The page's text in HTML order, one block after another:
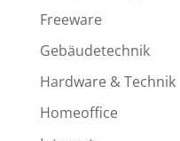
Freeware
Gebäudetechnik
Hardware & Technik
Homeoffice